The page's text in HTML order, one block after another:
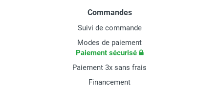
Commandes
Suivi de commande
Modes de paiement
Paiement sécurisé
Paiement 3x sans frais
Financement